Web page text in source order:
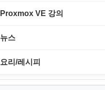
경찰청-수사
경찰청-외국어번역본
경찰청-외사
오락실게임
휴대용게임
JavaScript
MacOS/맥북
MCP
엔탑프로(NTOPPRO)
PHP - 고급
Proxmox VE 강의
I. Proxmox VE 기본 환경 구축
뉴스
IT/보안
게임
요리/레시피
노하우